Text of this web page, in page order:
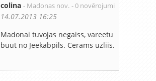
colina - Madonas nov. - 0 novērojumi
14.07.2013 16:25
Madonai tuvojas negaiss, vareetu
buut no Jeekabpils. Cerams uzliis.